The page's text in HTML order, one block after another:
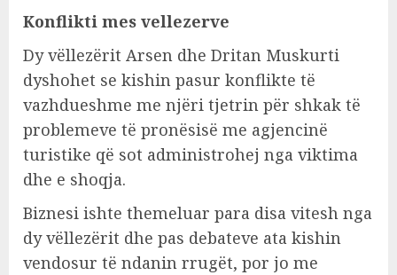
Konflikti mes vellezerve
Dy vëllezërit Arsen dhe Dritan Muskurti
dyshohet se kishin pasur konflikte të
vazhdueshme me njëri tjetrin për shkak të
problemeve të pronësisë me agjencinë
turistike që sot administrohej nga viktima
dhe e shoqja.
Biznesi ishte themeluar para disa vitesh nga
dy vëllezërit dhe pas debateve ata kishin
vendosur të ndanin rrugët, por jo me